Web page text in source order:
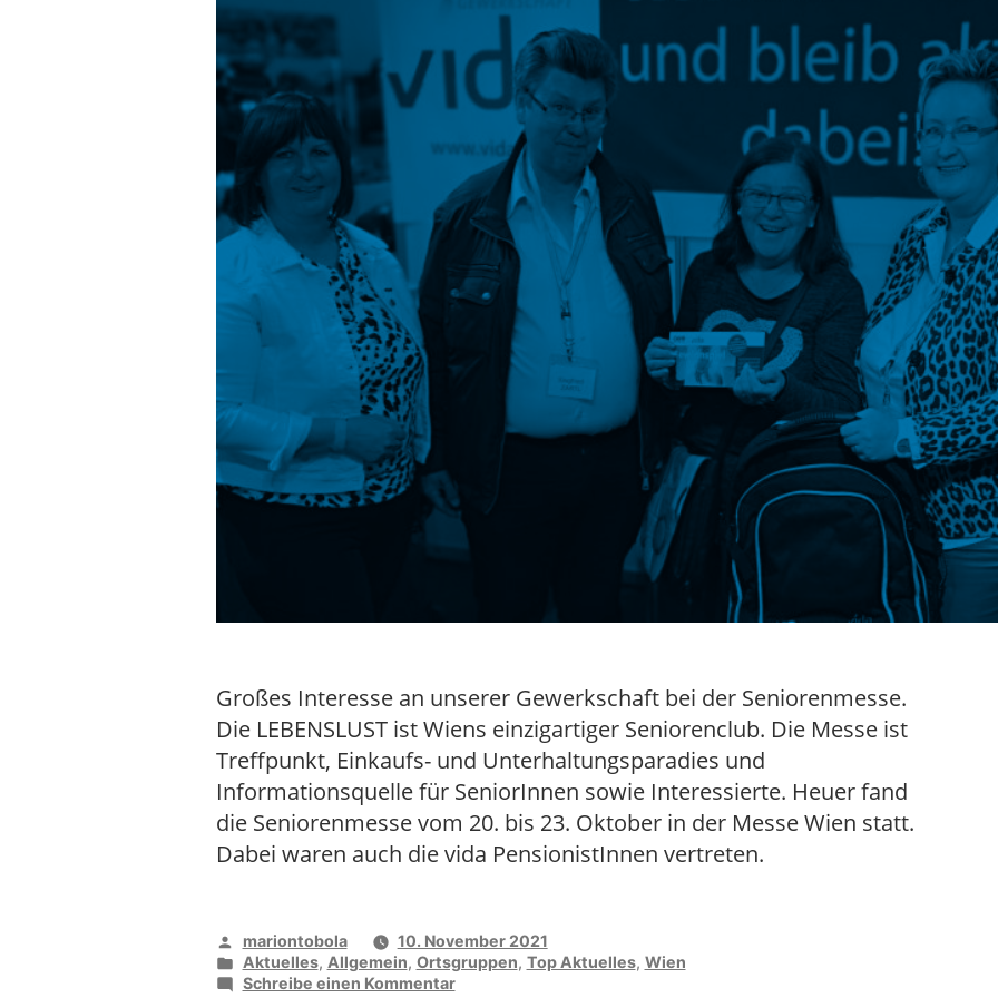
Großes Interesse an unserer Gewerkschaft bei der Seniorenmesse.
Die LEBENSLUST ist Wiens einzigartiger Seniorenclub. Die Messe ist
Treffpunkt, Einkaufs- und Unterhaltungsparadies und
Informationsquelle für SeniorInnen sowie Interessierte. Heuer fand
die Seniorenmesse vom 20. bis 23. Oktober in der Messe Wien statt.
Dabei waren auch die vida PensionistInnen vertreten.
Veröffentlicht
von
mariontobola
10. November 2021
Veröffentlicht
unter
Aktuelles, Allgemein, Ortsgruppen, Top Aktuelles, Wien
Schreibe einen Kommentarzu